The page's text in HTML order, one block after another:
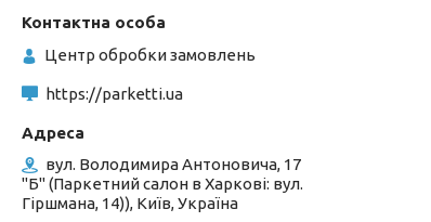
Центр обробки замовлень
https://parketti.ua
вул. Володимира Антоновича, 17
"Б" (Паркетний салон в Харкові: вул.
Гіршмана, 14)), Київ, Україна